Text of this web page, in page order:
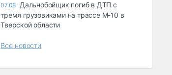
07.08 Дальнобойщик погиб в ДТП с
тремя грузовиками на трассе М-10 в
Тверской области
Все новости